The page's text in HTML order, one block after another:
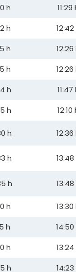
h 11:29
h 12:42
h 12:26
h 12:26
h 11:47
h 12:10
h 12:36
h 13:48
h 13:48
h 13:30
h 14:50
h 13:24
h 14:23